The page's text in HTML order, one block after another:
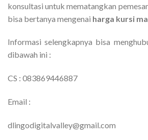
konsultasi untuk mematangkan
bisa bertanya mengenai harga kursi
Informasi selengkapnya bisa
dibawah ini :
CS : 083869446887
Email :
dlingodigitalvalley@gmail.com